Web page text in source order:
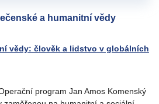
a humanitní vědy
vědy: člověk a lidstvo v globálních
program Jan Amos Komenský